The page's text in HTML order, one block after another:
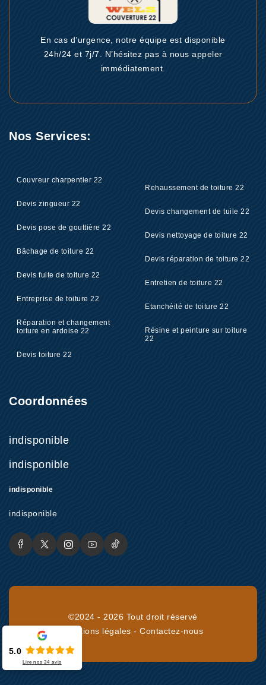
En cas d’urgence, notre équipe est disponible
24h/24 et 7j/7. N’hésitez pas à nous appeler
immédiatement.
Nos Services:
Couvreur charpentier 22
Devis zingueur 22
Devis pose de gouttière 22
Bâchage de toiture 22
Devis fuite de toiture 22
Entreprise de toiture 22
Réparation et changement
toiture en ardoise 22
Devis toiture 22
Rehaussement de toiture 22
Devis changement de tuile 22
Devis nettoyage de toiture 22
Devis réparation de toiture 22
Entretien de toiture 22
Etanchéité de toiture 22
Résine et peinture sur toiture
22
Coordonnées
indisponible
indisponible
indisponible
indisponible
©2024 - 2026 Tout droit réservé
Mentions légales -Contactez-nous
5.0
Lire nos34 avis